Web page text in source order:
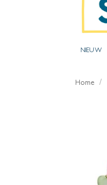
NIEUW
Home /